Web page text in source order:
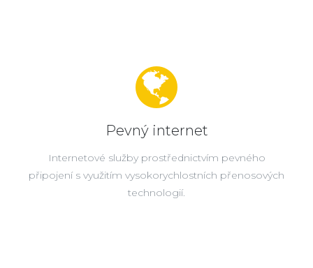
Pevný internet
Internetové služby prostřednictvím pevného
připojení s využitím vysokorychlostních přenosových
technologií.